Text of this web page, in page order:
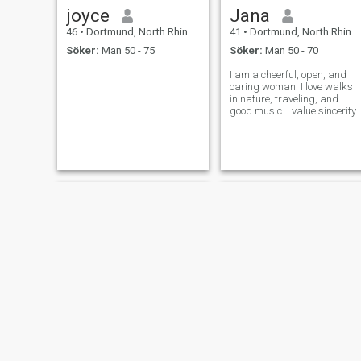
joyce
46 • Dortmund, North Rhine-Westphalia, Tyskland
Söker: Man 50 - 75
Jana
41 • Dortmund, North Rhine-Westphalia, Tyskland
Söker: Man 50 - 70
I am a cheerful, open, and
caring woman. I love walks
in nature, traveling, and
good music. I value sincerity
new things and personal